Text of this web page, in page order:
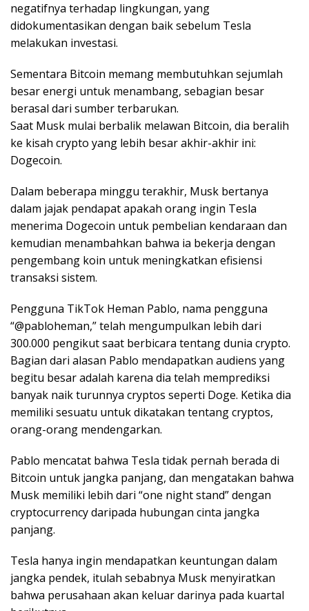
negatifnya terhadap lingkungan, yang
didokumentasikan dengan baik sebelum Tesla
melakukan investasi.
Sementara Bitcoin memang membutuhkan sejumlah
besar energi untuk menambang, sebagian besar
berasal dari sumber terbarukan.
Saat Musk mulai berbalik melawan Bitcoin, dia beralih
ke kisah crypto yang lebih besar akhir-akhir ini:
Dogecoin.
Dalam beberapa minggu terakhir, Musk bertanya
dalam jajak pendapat apakah orang ingin Tesla
menerima Dogecoin untuk pembelian kendaraan dan
kemudian menambahkan bahwa ia bekerja dengan
pengembang koin untuk meningkatkan efisiensi
transaksi sistem.
Pengguna TikTok Heman Pablo, nama pengguna
“@pabloheman,” telah mengumpulkan lebih dari
300.000 pengikut saat berbicara tentang dunia crypto.
Bagian dari alasan Pablo mendapatkan audiens yang
begitu besar adalah karena dia telah memprediksi
banyak naik turunnya cryptos seperti Doge. Ketika dia
memiliki sesuatu untuk dikatakan tentang cryptos,
orang-orang mendengarkan.
Pablo mencatat bahwa Tesla tidak pernah berada di
Bitcoin untuk jangka panjang, dan mengatakan bahwa
Musk memiliki lebih dari “one night stand” dengan
cryptocurrency daripada hubungan cinta jangka
panjang.
Tesla hanya ingin mendapatkan keuntungan dalam
jangka pendek, itulah sebabnya Musk menyiratkan
bahwa perusahaan akan keluar darinya pada kuartal